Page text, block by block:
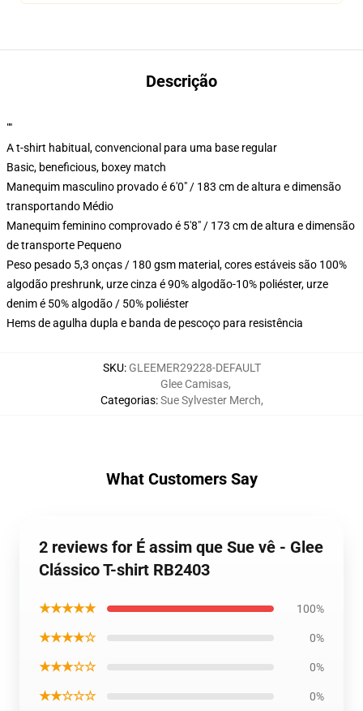
Descrição
""
A t-shirt habitual, convencional para uma base regular
Basic, beneficious, boxey match
Manequim masculino provado é 6'0" / 183 cm de altura e dimensão
transportando Médio
Manequim feminino comprovado é 5'8" / 173 cm de altura e dimensão
de transporte Pequeno
Peso pesado 5,3 onças / 180 gsm material, cores estáveis são 100%
algodão preshrunk, urze cinza é 90% algodão-10% poliéster, urze
denim é 50% algodão / 50% poliéster
Hems de agulha dupla e banda de pescoço para resistência
SKU: GLEEMER29228-DEFAULT
Categorias:
Glee Camisas,
Sue Sylvester Merch,
What Customers Say
2 reviews for É assim que Sue vê - Glee
Clássico T-shirt RB2403
★★★★★ 100%
★★★★☆ 0%
★★★☆☆ 0%
★★☆☆☆ 0%